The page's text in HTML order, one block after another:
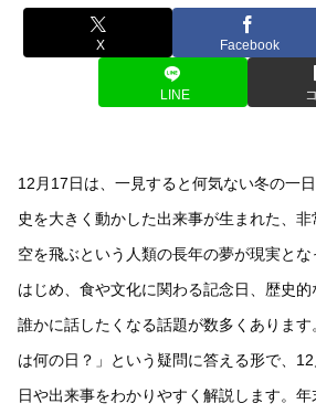
X Facebook
LINE
12月17日は、一見すると何気ない冬の一
史を大きく動かした出来事が生まれた、非
空を飛ぶという人類の長年の夢が現実と
はじめ、食や文化に関わる記念日、歴史
誰かに話したくなる話題が数多くありま
は何の日？」という疑問に答える形で、
日や出来事をわかりやすく解説します。